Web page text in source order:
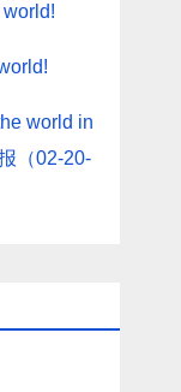
world in
（02-20-